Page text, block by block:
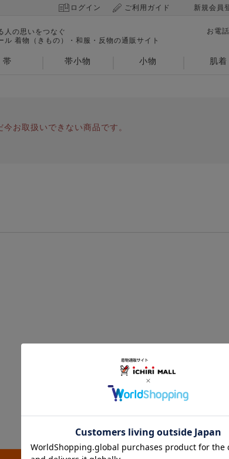
ログイン ご利用ガイド 新規会員
人の思いをつなぐ
ル 着物（きもの）・和服・反物の通販サイト
お電
帯 帯小物 小物 肌着
お取扱いできない商品です。